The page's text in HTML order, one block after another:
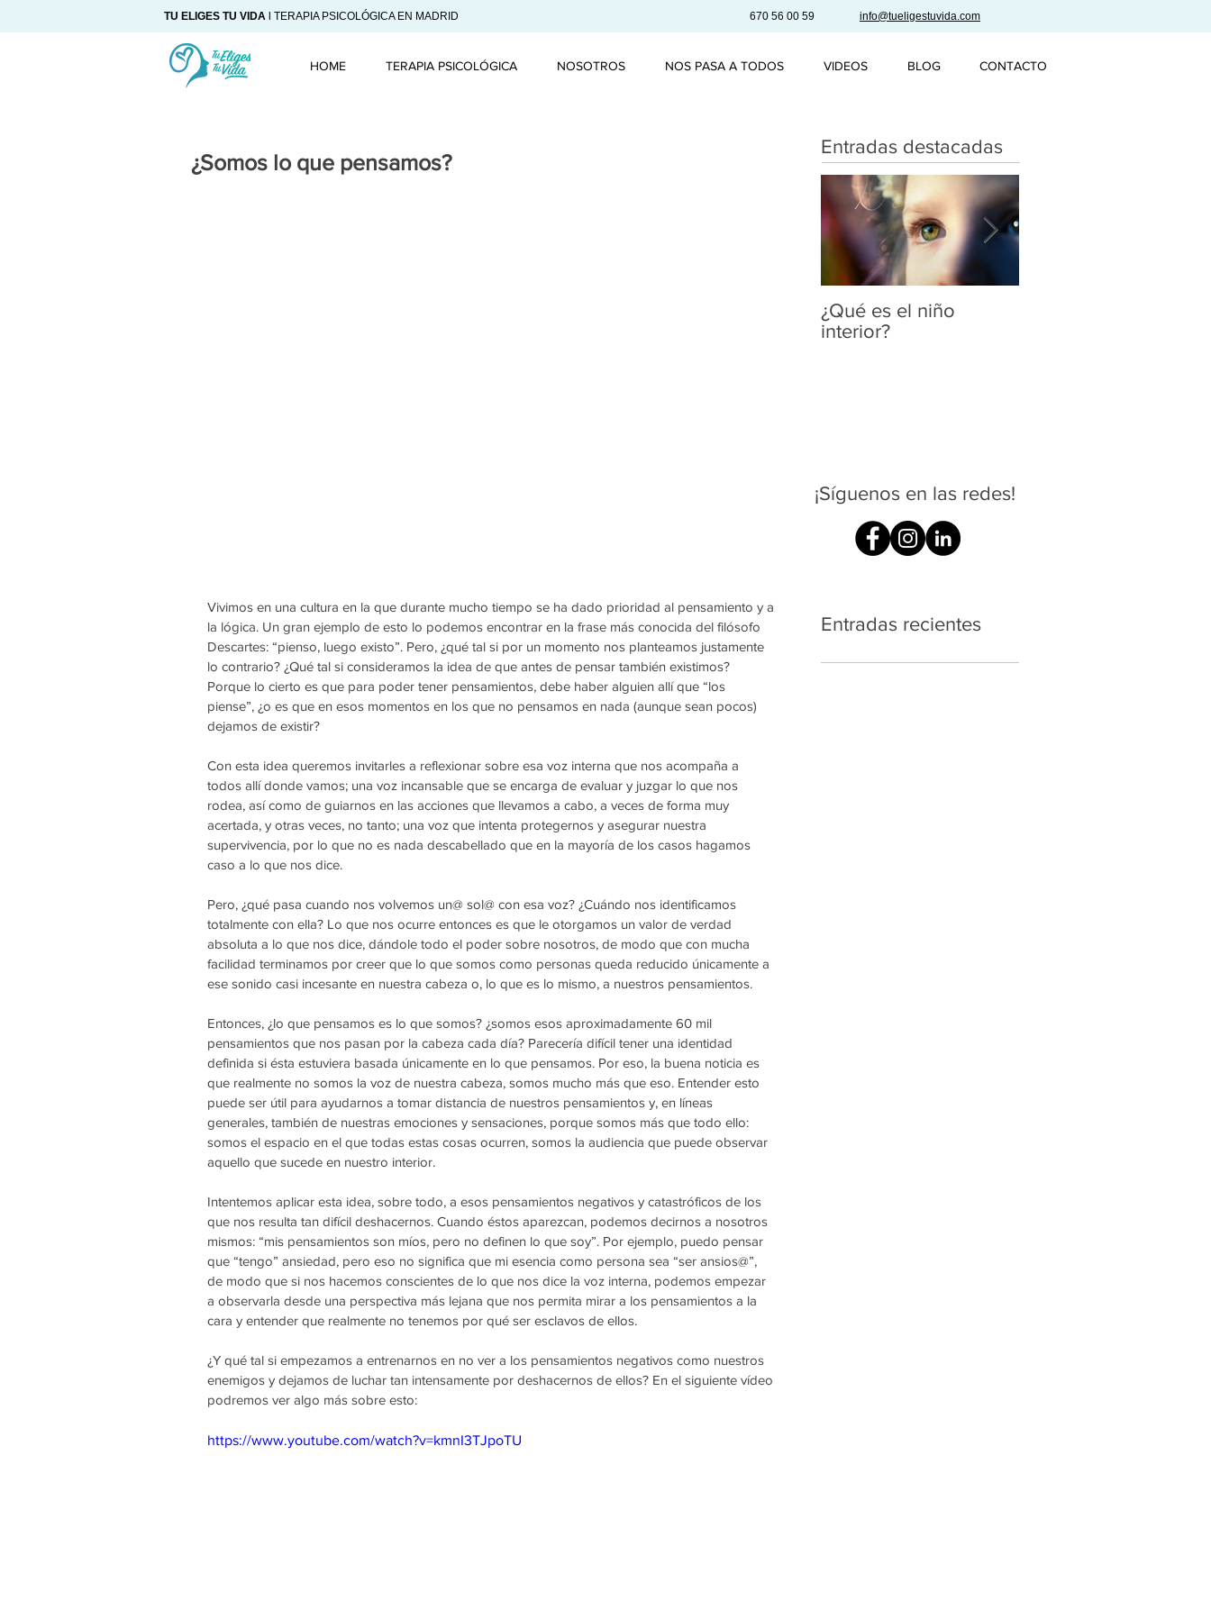
HOME TERAPIA PSICOLÓGICA NOSOTROS NOS PASA A TODOS VIDEOS BLOG CONTACTO
¿Somos lo que pensamos?
Vivimos en una cultura en la que durante mucho tiempo se ha dado prioridad al pensamiento y a
la lógica. Un gran ejemplo de esto lo podemos encontrar en la frase más conocida del filósofo
Descartes: “pienso, luego existo”. Pero, ¿qué tal si por un momento nos planteamos justamente
lo contrario? ¿Qué tal si consideramos la idea de que antes de pensar también existimos?
Porque lo cierto es que para poder tener pensamientos, debe haber alguien allí que “los
piense”, ¿o es que en esos momentos en los que no pensamos en nada (aunque sean pocos)
dejamos de existir?
Con esta idea queremos invitarles a reflexionar sobre esa voz interna que nos acompaña a
todos allí donde vamos; una voz incansable que se encarga de evaluar y juzgar lo que nos
rodea, así como de guiarnos en las acciones que llevamos a cabo, a veces de forma muy
acertada, y otras veces, no tanto; una voz que intenta protegernos y asegurar nuestra
supervivencia, por lo que no es nada descabellado que en la mayoría de los casos hagamos
caso a lo que nos dice.
Pero, ¿qué pasa cuando nos volvemos un@ sol@ con esa voz? ¿Cuándo nos identificamos
totalmente con ella? Lo que nos ocurre entonces es que le otorgamos un valor de verdad
absoluta a lo que nos dice, dándole todo el poder sobre nosotros, de modo que con mucha
facilidad terminamos por creer que lo que somos como personas queda reducido únicamente a
ese sonido casi incesante en nuestra cabeza o, lo que es lo mismo, a nuestros pensamientos.
Entonces, ¿lo que pensamos es lo que somos? ¿somos esos aproximadamente 60 mil
pensamientos que nos pasan por la cabeza cada día? Parecería difícil tener una identidad
definida si ésta estuviera basada únicamente en lo que pensamos. Por eso, la buena noticia es
que realmente no somos la voz de nuestra cabeza, somos mucho más que eso. Entender esto
puede ser útil para ayudarnos a tomar distancia de nuestros pensamientos y, en líneas
generales, también de nuestras emociones y sensaciones, porque somos más que todo ello:
somos el espacio en el que todas estas cosas ocurren, somos la audiencia que puede observar
aquello que sucede en nuestro interior.
Intentemos aplicar esta idea, sobre todo, a esos pensamientos negativos y catastróficos de los
que nos resulta tan difícil deshacernos. Cuando éstos aparezcan, podemos decirnos a nosotros
mismos: “mis pensamientos son míos, pero no definen lo que soy”. Por ejemplo, puedo pensar
que “tengo” ansiedad, pero eso no significa que mi esencia como persona sea “ser ansios@”,
de modo que si nos hacemos conscientes de lo que nos dice la voz interna, podemos empezar
a observarla desde una perspectiva más lejana que nos permita mirar a los pensamientos a la
cara y entender que realmente no tenemos por qué ser esclavos de ellos.
¿Y qué tal si empezamos a entrenarnos en no ver a los pensamientos negativos como nuestros
enemigos y dejamos de luchar tan intensamente por deshacernos de ellos? En el siguiente vídeo
podremos ver algo más sobre esto:
https://www.youtube.com/watch?v=kmnI3TJpoTU
Entradas destacadas
¿Qué es el niño
interior?
¡Síguenos en las redes!
Entradas recientes
TU ELIGES TU VIDA l TERAPIA PSICOLÓGICA EN MADRID 670 56 00 59 info@tueligestuvida.com